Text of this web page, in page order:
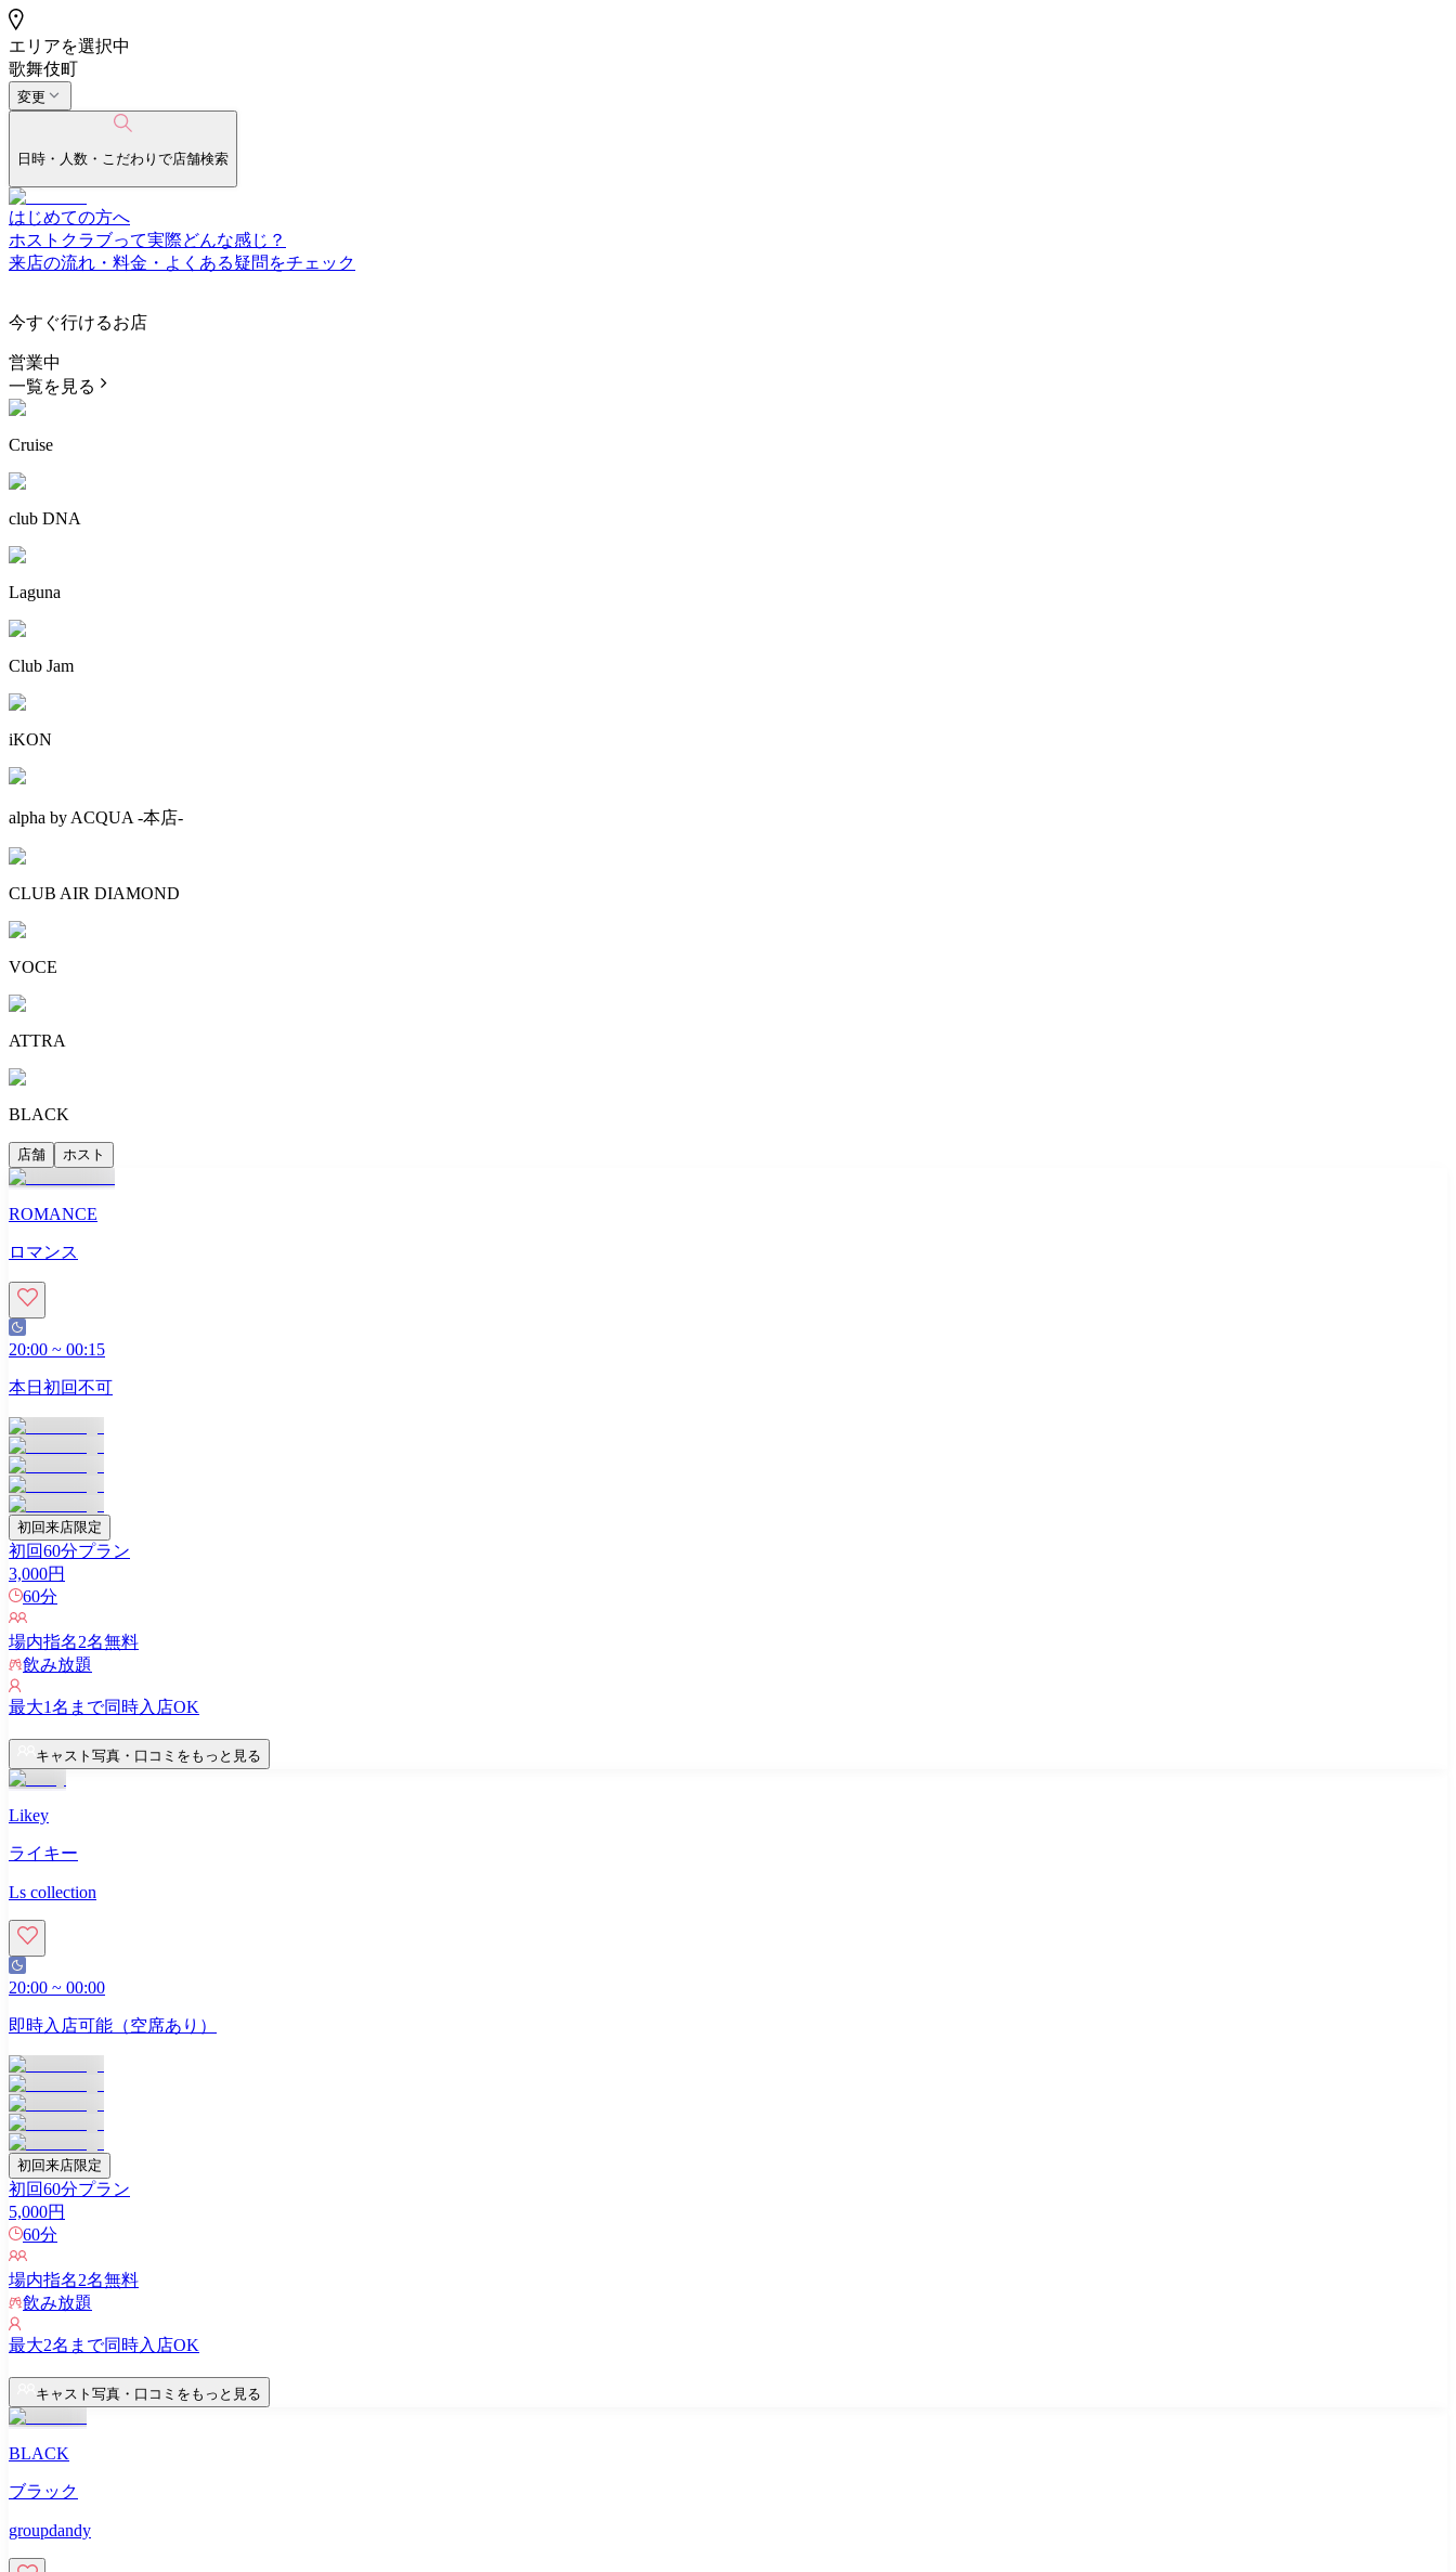
エリアを選択中
歌舞伎町
変更
日時・人数・こだわりで店舗検索
はじめての方へ
ホストクラブって実際どんな感じ？
来店の流れ・料金・よくある疑問をチェック
今すぐ行けるお店
営業中
一覧を見る
Cruise
club DNA
Laguna
Club Jam
iKON
alpha by ACQUA -本店-
CLUB AIR DIAMOND
VOCE
ATTRA
BLACK
店舗 ホスト
ROMANCE
ロマンス
20:00 ~ 00:15
本日初回不可
初回来店限定
初回60分プラン
3,000円
60分
場内指名2名無料
飲み放題
最大1名まで同時入店OK
キャスト写真・口コミをもっと見る
Likey
ライキー
Ls collection
20:00 ~ 00:00
即時入店可能（空席あり）
初回来店限定
初回60分プラン
5,000円
60分
場内指名2名無料
飲み放題
最大2名まで同時入店OK
キャスト写真・口コミをもっと見る
BLACK
ブラック
groupdandy